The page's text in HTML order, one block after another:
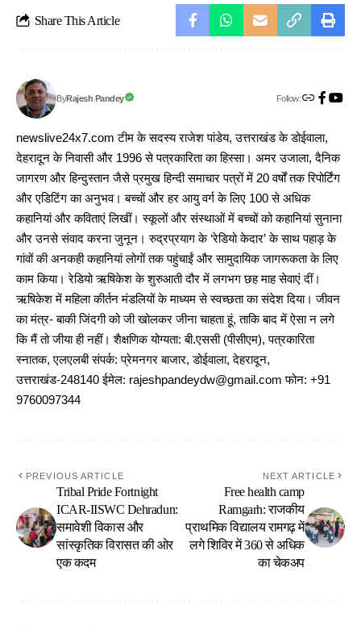
Share This Article
ByRajesh Pandey Follow:
newslive24x7.com टीम के सदस्य राजेश पांडेय, उत्तराखंड के डोईवाला,
देहरादून के निवासी और 1996 से पत्रकारिता का हिस्सा। अमर उजाला, दैनिक
जागरण और हिन्दुस्तान जैसे प्रमुख हिन्दी समाचार पत्रों में 20 वर्षों तक रिपोर्टिंग
और एडिटिंग का अनुभव। बच्चों और हर आयु वर्ग के लिए 100 से अधिक
कहानियां और कविताएं लिखीं। स्कूलों और संस्थाओं में बच्चों को कहानियां सुनाना
और उनसे संवाद करना जुनून। रुद्रप्रयाग के ‘रेडियो केदार’ के साथ पहाड़ के
गांवों की अनकही कहानियां लोगों तक पहुंचाईं और सामुदायिक जागरूकता के लिए
काम किया। रेडियो ऋषिकेश के शुरुआती दौर में लगभग छह माह सेवाएं दीं।
ऋषिकेश में महिला कीर्तन मंडलियों के माध्यम से स्वच्छता का संदेश दिया। जीवन
का मंत्र- बाकी जिंदगी को जी खोलकर जीना चाहता हूं, ताकि बाद में ऐसा न लगे
कि मैं तो जीया ही नहीं। शैक्षणिक योग्यता: बी.एससी (पीसीएम), पत्रकारिता
स्नातक, एलएलबी संपर्क: प्रेमनगर बाजार, डोईवाला, देहरादून,
उत्तराखंड-248140 ईमेल: rajeshpandeydw@gmail.com फोन: +91
9760097344
PREVIOUS ARTICLE
Tribal Pride Fortnight
ICAR-IISWC Dehradun:
समावेशी विकास और
सांस्कृतिक विरासत की ओर
एक कदम
NEXT ARTICLE
Free health camp
Ramgarh: राजकीय
प्राथमिक विद्यालय रामगढ़ में
लगे शिविर में 360 से अधिक
का चेकअप